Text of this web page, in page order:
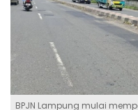
BPJN Lampung mulai